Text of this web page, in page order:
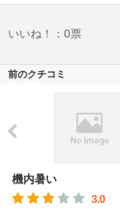
いいね！： 0票
前のクチコミ
機内暑い
3.0